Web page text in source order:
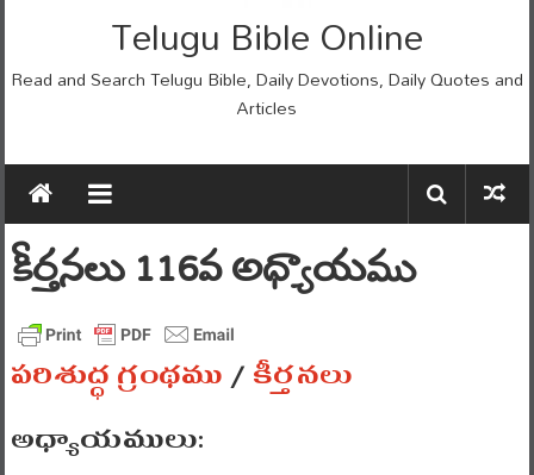
Telugu Bible Online
Read and Search Telugu Bible, Daily Devotions, Daily Quotes and
Articles
కీర్తనలు 116వ అధ్యాయము
పరిశుద్ధ గ్రంథము/కీర్తనలు
అధ్యాయములు: